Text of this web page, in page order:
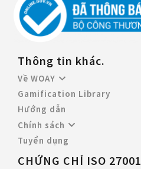
Thông tin khác.
Về WOAY
Gamification Library
Hướng dẫn
Chính sách
Tuyển dụng
CHỨNG CHỈ ISO 27001